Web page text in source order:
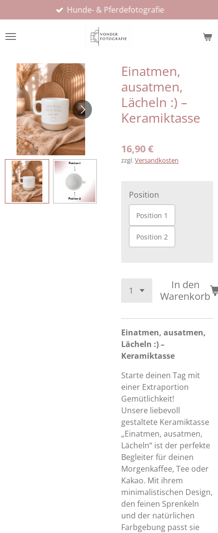
Hauptinhalt
springen
Hunde- & Pferdefotografie
Einatmen,
ausatmen,
Lächeln :) –
Keramiktasse
16,90 €
zzgl.Versandkosten
Position
Position 1
Position 2
In den
Warenkorb
Einatmen, ausatmen,
Lächeln :) –
Keramiktasse
Starte deinen Tag mit
einer Extraportion
Gemütlichkeit!
Unsere liebevoll
gestaltete Keramiktasse
„Einatmen, ausatmen,
Lächeln“ ist der perfekte
Begleiter für deinen
Morgenkaffee, Tee oder
Kakao. Mit ihrem
minimalistischen Design,
den feinen Sprenkeln
und der natürlichen
Farbgebung passt sie